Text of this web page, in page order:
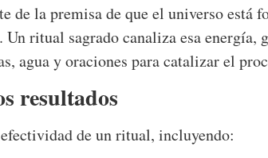
de la premisa de que el universo está
Un ritual sagrado canaliza esa
agua y oraciones para catalizar el
resultados
de un ritual, incluyendo: